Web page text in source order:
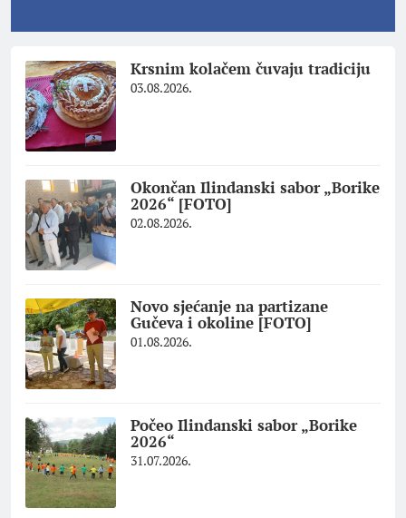
Krsnim kolačem čuvaju tradiciju
03.08.2026.
Okončan Ilindanski sabor „Borike
2026“ [FOTO]
02.08.2026.
Novo sjećanje na partizane
Gučeva i okoline [FOTO]
01.08.2026.
Počeo Ilindanski sabor „Borike
2026“
31.07.2026.